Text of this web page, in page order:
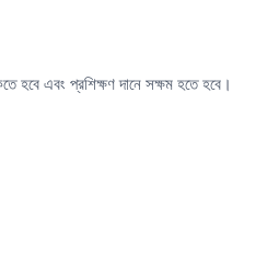
হবে এবং প্রশিক্ষণ দানে সক্ষম হতে হবে।